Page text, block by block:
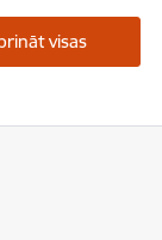
visas